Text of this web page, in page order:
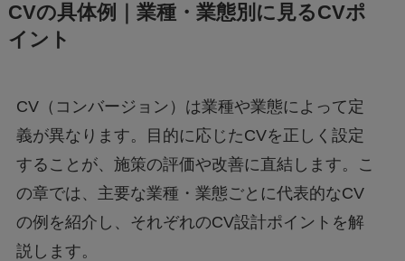
CVの具体例｜業種・業態別に見るCVポ
イント
CV（コンバージョン）は業種や業態によって定
義が異なります。目的に応じたCVを正しく設定
することが、施策の評価や改善に直結します。こ
の章では、主要な業種・業態ごとに代表的なCV
の例を紹介し、それぞれのCV設計ポイントを解
説します。